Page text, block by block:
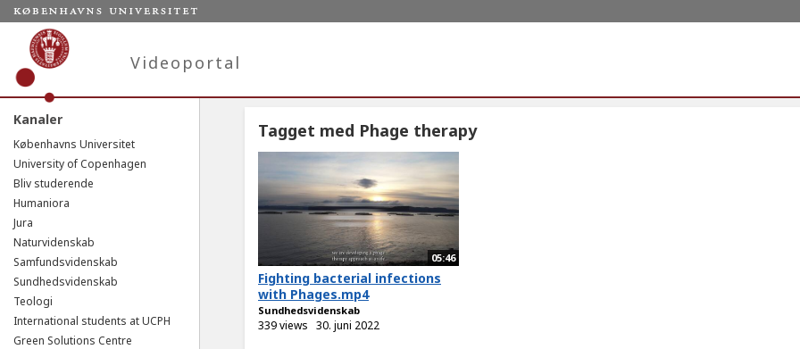
Videoportal
Kanaler
Københavns Universitet
University of Copenhagen
Bliv studerende
Humaniora
Jura
Naturvidenskab
Samfundsvidenskab
Sundhedsvidenskab
Teologi
International students at UCPH
Green Solutions Centre
Tagget med Phage therapy
05:46
Fighting bacterial infections
with Phages.mp4
Sundhedsvidenskab
339 views 30. juni 2022